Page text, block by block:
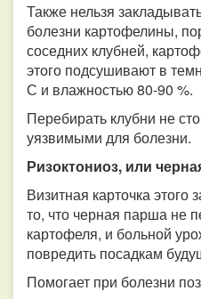
Также нельзя
болезни картофелины,
соседних клубней,
этого подсушивают в
С и влажностью 80-90 %.
Перебирать клубни не
уязвимыми для болезни.
Ризоктониоз, или
Визитная карточка
то, что черная парша не
картофеля, и больной
повредить посадкам
Помогает при болезни